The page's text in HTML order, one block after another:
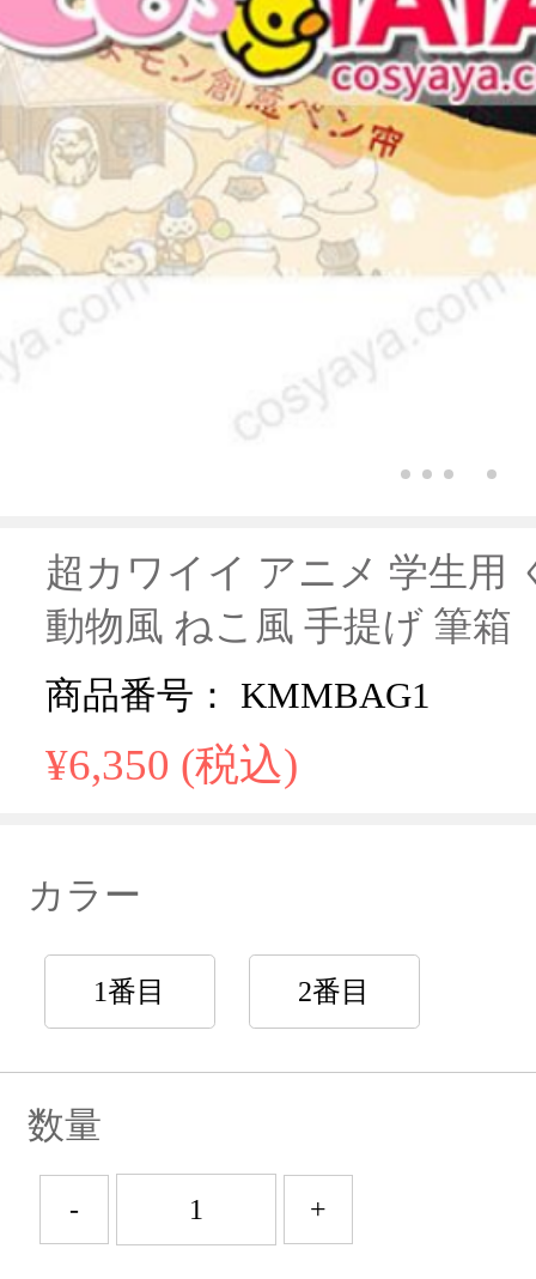
超カワイイ アニメ 学生用
動物風 ねこ風 手提げ 筆箱
商品番号： KMMBAG1
¥6,350 (税込)
カラー
1番目 2番目
数量
- +